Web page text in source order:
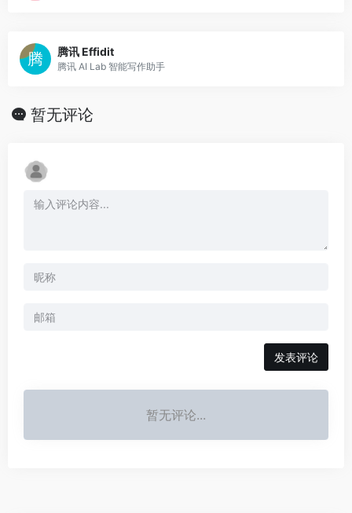
腾讯 Effidit
腾讯 AI Lab 智能写作助手
暂无评论
发表评论
暂无评论...